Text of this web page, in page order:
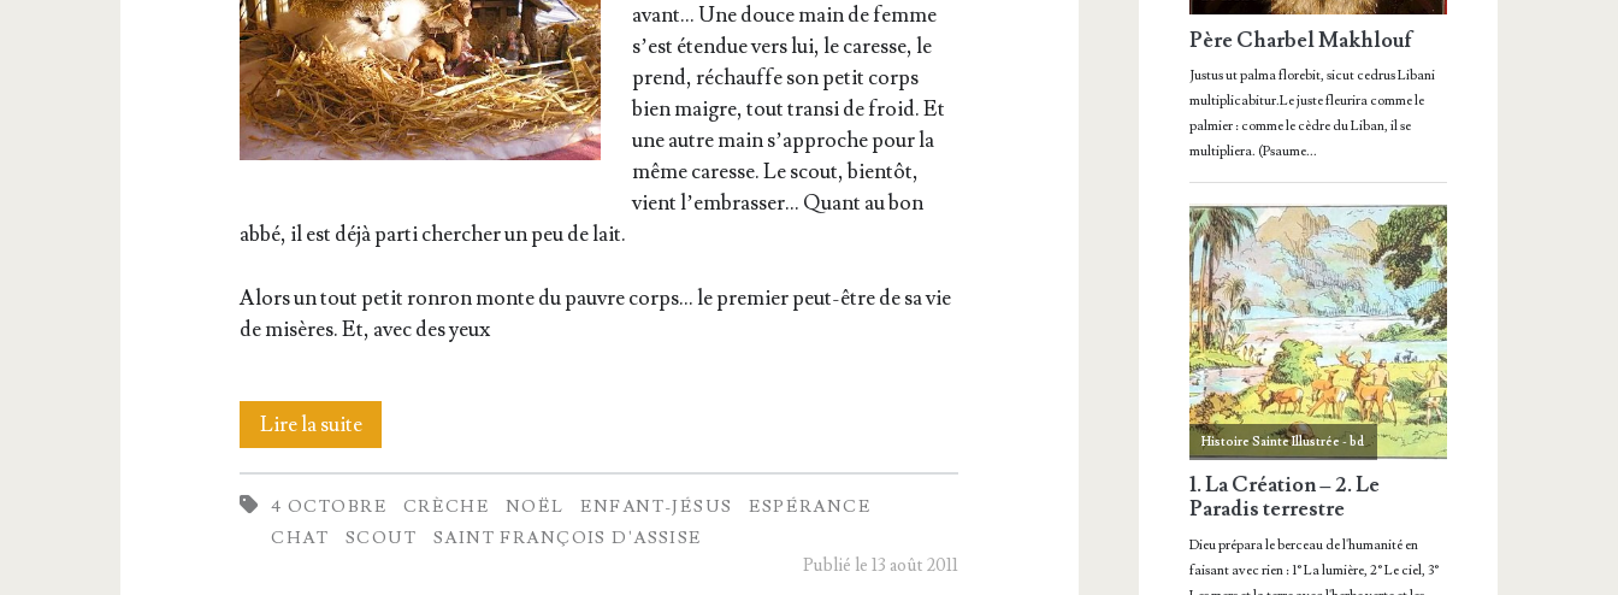
avant… Une douce main de femme
s’est éten­due vers lui, le caresse, le
prend, réchauffe son petit corps
bien maigre, tout tran­si de froid. Et
une autre main s’ap­proche pour la
même caresse. Le scout, bien­tôt,
vient l’embrasser… Quant au bon
abbé, il est déjà par­ti cher­cher un peu de lait.
Alors un tout petit ron­ron monte du pauvre corps… le pre­mier peut-être de sa vie
de misères. Et, avec des yeux
Lire la suiteLe
petit chat…
4 OCTOBRE CRÈCHE NOËL ENFANT-JÉSUS
ESPÉRANCE
CHAT
SCOUT
SAINT FRANÇOIS D'ASSISE
Publié le 13 août 2011